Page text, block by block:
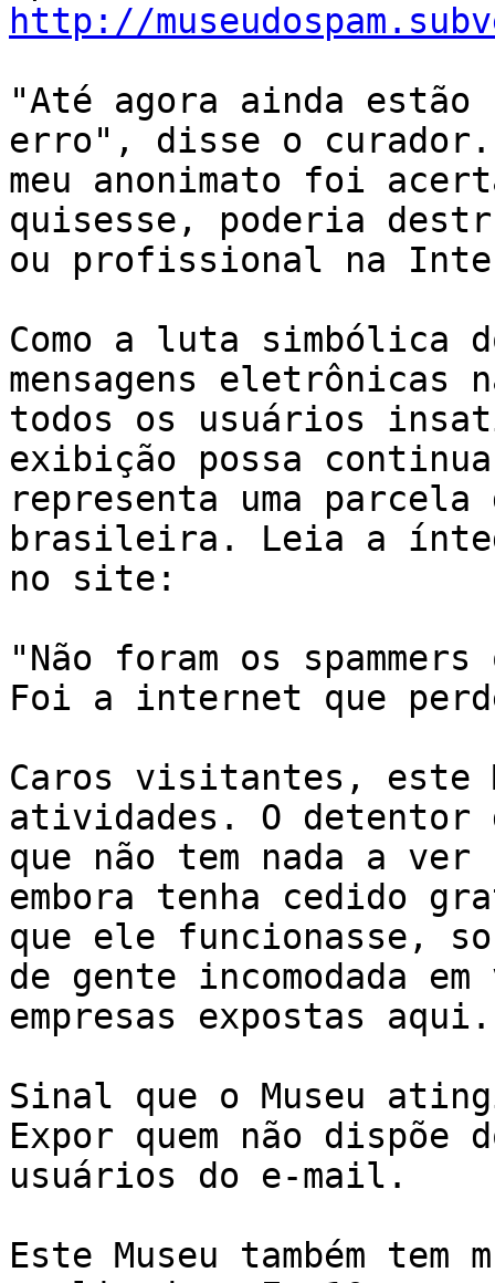
http://
"Até agora ainda estão
erro", disse o
meu anonimato foi
quisesse, poderia
ou profissional na
Como a luta simbólica
mensagens eletrônicas
todos os usuários
exibição possa
representa uma
brasileira. Leia a
no site:
"Não foram os
Foi a internet que
Caros visitantes, este
atividades. O detentor
que não tem nada a ver
embora tenha cedido
que ele funcionasse,
de gente incomodada
empresas expostas
Sinal que o Museu
Expor quem não dispõe
usuários do e-mail.
Este Museu também